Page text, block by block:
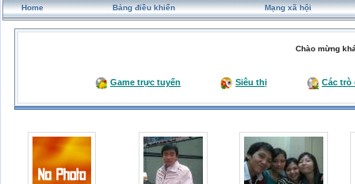
Home Bảng điều khiển Mạng xã hội
Chào mừng
Game trực tuyến Siêu thị Các trò